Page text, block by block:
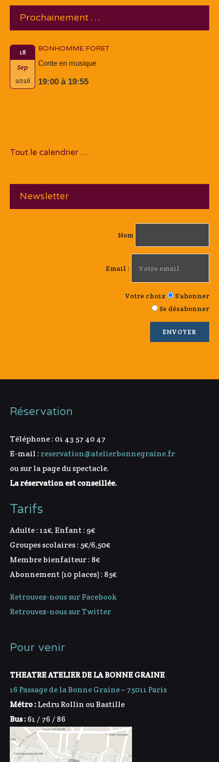
Prochainement …
18
Sep
2026
BONHOMME FORET
Conte en musique
19:00 à 19:55
Tout le calendrier …
Newsletter
Nom
Email :
Votre choix
S'abonner
Se désabonner
Réservation
Téléphone : 01 43 57 40 47
E-mail : reservation@atelierbonnegraine.fr
ou sur la page du spectacle.
La réservation est conseillée.
Tarifs
Adulte : 12€, Enfant : 9€
Groupes scolaires : 5€/6,50€
Membre bienfaiteur : 8€
Abonnement (10 places) : 85€
Retrouvez-nous sur Facebook
Retrouvez-nous sur Twitter
Pour venir
THEATRE ATELIER DE LA BONNE GRAINE
16 Passage de la Bonne Graine – 75011 Paris
Métro :Ledru Rollin ou Bastille
Bus :61 / 76 / 86